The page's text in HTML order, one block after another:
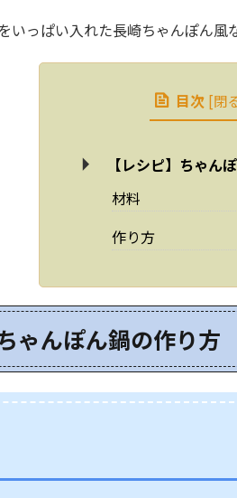
いっぱい入れた長崎ちゃんぽん
目次 [閉
【レシピ】ちゃん
材料
作り方
ゃんぽん鍋の作り方